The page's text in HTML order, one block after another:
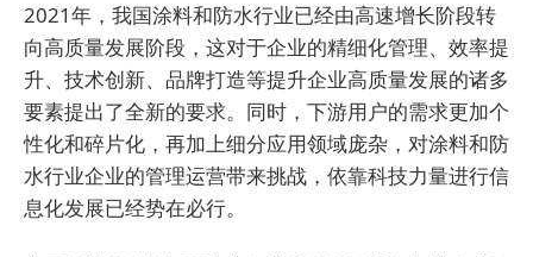
2021年，我国涂料和防水行业已经由高速增长阶段转
向高质量发展阶段，这对于企业的精细化管理、效率提
升、技术创新、品牌打造等提升企业高质量发展的诸多
要素提出了全新的要求。同时，下游用户的需求更加个
性化和碎片化，再加上细分应用领域庞杂，对涂料和防
水行业企业的管理运营带来挑战，依靠科技力量进行信
息化发展已经势在必行。